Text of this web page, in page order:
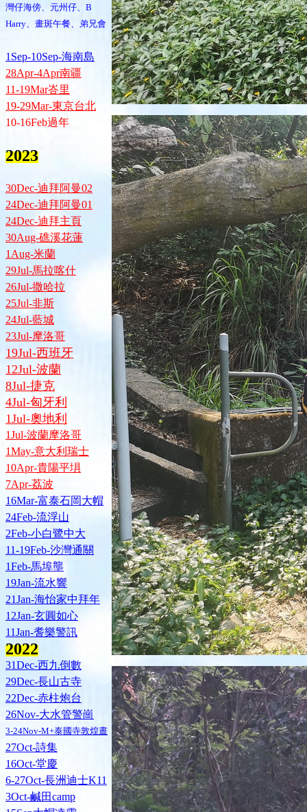
灣仔海傍、元州仔、B
Harry、畫斑午餐、弟兄會
1Sep-10Sep-海南島
28Apr-4Apr南疆
11-19Mar峇里
19-29Mar-東京台北
10-16Feb過年
2023
30Dec-迪拜阿曼02
24Dec-迪拜阿曼01
24Dec-迪拜主頁
30Aug-礁溪花蓮
1Aug-米蘭
29Jul-馬拉喀什
26Jul-撒哈拉
25Jul-非斯
24Jul-藍城
23Jul-摩洛哥
19Jul-西班牙
12Jul-波蘭
8Jul-捷克
4Jul-匈牙利
1Jul-奧地利
1Jul-波蘭摩洛哥
1May-意大利瑞士
10Apr-貴陽平埧
7Apr-荔波
16Mar-富泰石岡大帽
24Feb-流浮山
2Feb-小白鷺中大
11-19Feb-沙灣通關
1Feb-馬埠壟
19Jan-流水響
21Jan-海怡家中拜年
12Jan-玄圓如心
11Jan-耆樂警訊
2022
31Dec-西九倒數
29Dec-長山古寺
22Dec-赤柱炮台
26Nov-大水管警崗
3-24Nov-M+泰國寺敦煌晝
27Oct-詩集
16Oct-堂慶
6-27Oct-長洲迪士K11
3Oct-鹹田camp